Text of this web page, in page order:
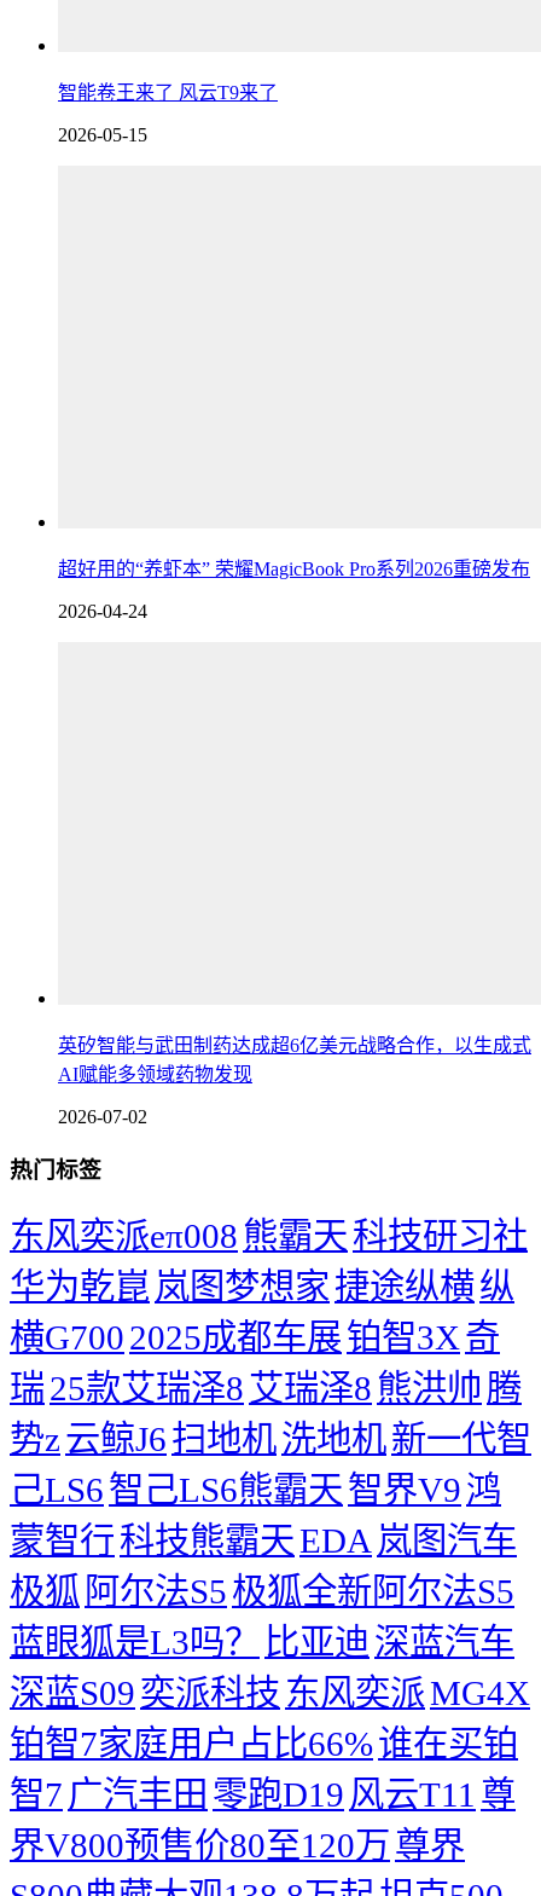
智能卷王来了 风云T9来了
2026-05-15
超好用的“养虾本” 荣耀MagicBook Pro系列2026重磅发布
2026-04-24
英矽智能与武田制药达成超6亿美元战略合作，以生成式
AI赋能多领域药物发现
2026-07-02
热门标签
东风奕派eπ008 熊霸天科技研习社
华为乾崑 岚图梦想家 捷途纵横纵
横G7002025成都车展铂智3X奇
瑞25款艾瑞泽8艾瑞泽8 熊洪帅 腾
势z云鲸J6扫地机洗地机新一代智
己LS6智己LS6熊霸天智界V9鸿
蒙智行科技熊霸天EDA 岚图汽车
极狐 阿尔法S5极狐全新阿尔法S5
蓝眼狐是L3吗？
比亚迪 深蓝汽车
深蓝S09奕派科技 东风奕派MG4X
铂智7家庭用户占比66%谁在买铂
智7 广汽丰田 零跑D19 风云T11 尊
界V800预售价80至120万尊界